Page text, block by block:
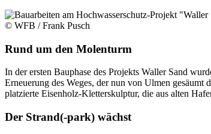
© WFB / Frank Pusch
Rund um den Molenturm
In der ersten Bauphase des Projekts Waller Sand
Erneuerung des Weges, der nun von Ulmen
platzierte Eisenholz-Kletterskulptur, die aus alten
Der Strand(-park) wächst